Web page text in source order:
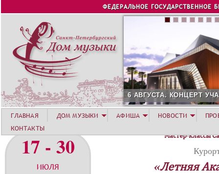
Jump to navigation
ФЕДЕРАЛЬНОЕ ГОСУДАРСТВЕННОЕ
6 АВГУСТА. КОНЦЕРТ УЧАСТНИКОВ
17 - 30
ИЮЛЯ
Мастер-классы
«Летняя
ГЛАВНАЯ ДОМ МУЗЫКИ АФИША НОВОСТИ
КОНТАКТЫ